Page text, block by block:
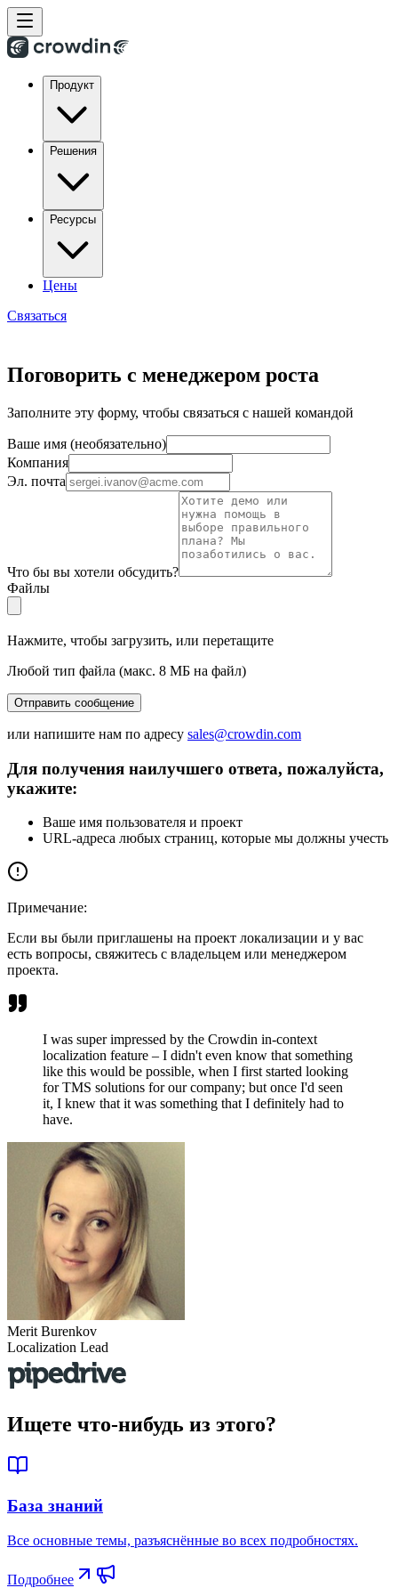
Продукт
Решения
Ресурсы
Цены
Связаться
Поговорить с менеджером роста
Заполните эту форму, чтобы связаться с нашей командой
Ваше имя (необязательно)
Компания
Эл. почта
Что бы вы хотели обсудить?
Файлы
Нажмите, чтобы загрузить, или перетащите
Любой тип файла (макс. 8 МБ на файл)
Отправить сообщение
или напишите нам по адресу sales@crowdin.com
Для получения наилучшего ответа, пожалуйста,
укажите:
Ваше имя пользователя и проект
URL-адреса любых страниц, которые мы должны учесть
Примечание:
Если вы были приглашены на проект локализации и у вас
есть вопросы, свяжитесь с владельцем или менеджером
проекта.
I was super impressed by the Crowdin in-context
localization feature – I didn't even know that something
like this would be possible, when I first started looking
for TMS solutions for our company; but once I'd seen
it, I knew that it was something that I definitely had to
have.
Merit Burenkov
Localization Lead
Ищете что-нибудь из этого?
База знаний
Все основные темы, разъяснённые во всех подробностях.
Подробнее